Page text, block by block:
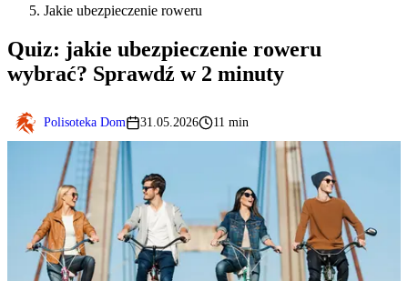
Jakie ubezpieczenie roweru
Quiz: jakie ubezpieczenie roweru
wybrać? Sprawdź w 2 minuty
Polisoteka Dom 31.05.2026 11 min